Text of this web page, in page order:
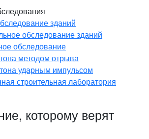
зданий
обследование зданий
обследование
методом отрыва
ударным импульсом
строительная лаборатория
которому верят